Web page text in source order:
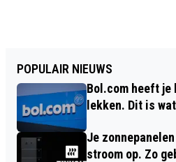
POPULAIR NIEUWS
Bol.com heeft je
lekken. Dit is
Je
stroom op. Zo